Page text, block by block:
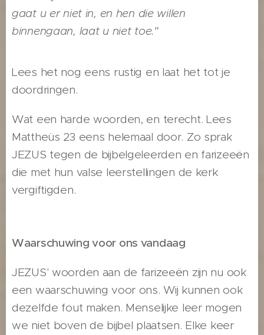
gaat u er niet in, en hen die willen
binnengaan, laat u niet toe."
Lees het nog eens rustig en laat het tot je
doordringen.
Wat een harde woorden, en terecht. Lees
Mattheüs 23 eens helemaal door. Zo sprak
JEZUS tegen de bijbelgeleerden en farizeeën
die met hun valse leerstellingen de kerk
vergiftigden.
Waarschuwing voor ons vandaag
JEZUS' woorden aan de farizeeën zijn nu ook
een waarschuwing voor ons. Wij kunnen ook
dezelfde fout maken. Menselijke leer mogen
we niet boven de bijbel plaatsen. Elke keer